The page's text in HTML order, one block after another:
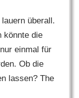
überall.
könnte die
einmal für
Ob die
lassen? The